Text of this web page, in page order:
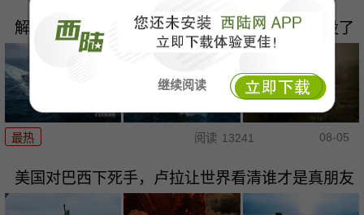
继续阅读
解放军五秒镜头颠覆太平洋！美军最后安全区没了
最热 阅读 13241 08-05
美国对巴西下死手，卢拉让世界看清谁才是真朋友